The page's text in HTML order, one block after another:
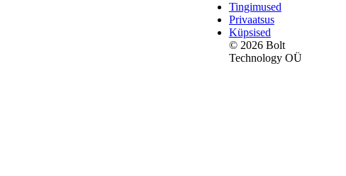
Tingimused
Privaatsus
Küpsised
© 2026 Bolt
Technology OÜ